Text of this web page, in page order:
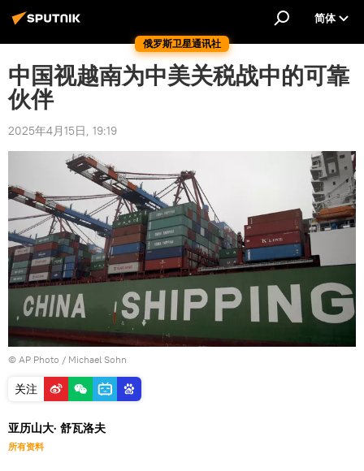
俄罗斯卫星通讯社
简体
中国视越南为中美关税战中的可靠
伙伴
2025年4月15日, 19:19
© AP Photo / Michael Sohn
关注
亚历山大· 舒瓦洛夫
所有资料